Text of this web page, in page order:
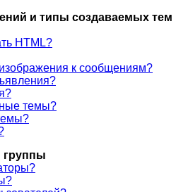
и типы создаваемых тем
HTML?
к сообщениям?
темы?
группы